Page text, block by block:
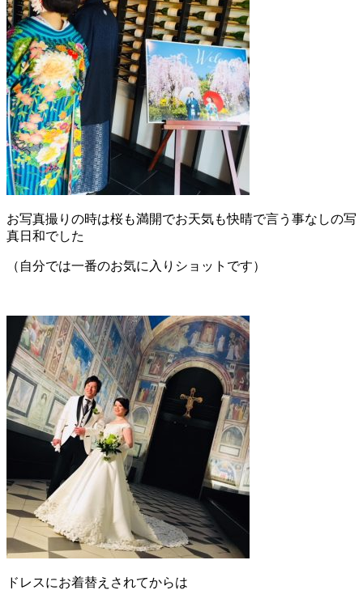
お写真撮りの時は桜も満開でお天気も快晴で言う事なしの写
真日和でした
（自分では一番のお気に入りショットです）
ドレスにお着替えされてからは